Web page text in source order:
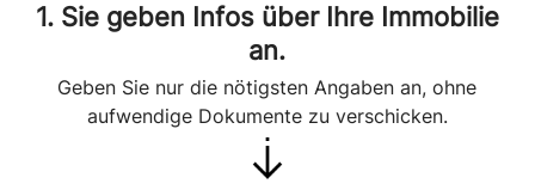
1. Sie geben Infos über Ihre Immobilie
an.
Geben Sie nur die nötigsten Angaben an, ohne
aufwendige Dokumente zu verschicken.